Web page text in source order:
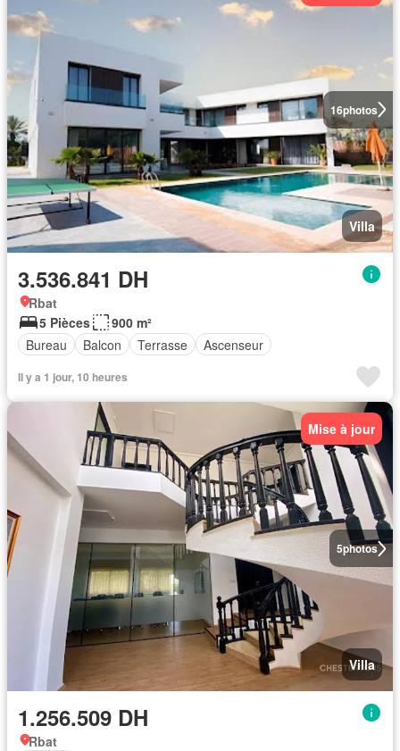
16photos
Villa
3.536.841 DH
Rbat
5 Pièces
900 m²
Bureau
Balcon Terrasse Ascenseur
Il y a 1 jour, 10 heures
5photos
Mise à jour
Villa
1.256.509 DH
Rbat